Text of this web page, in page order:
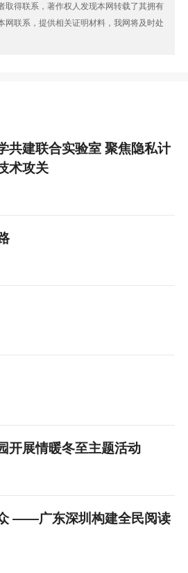
取得联系，著作权人发现本网转载了其拥有
网联系，提供相关证明材料，我网将及时处
共建联合实验室 聚焦隐私计
术攻关
开展情暖冬至主题活动
——广东深圳构建全民阅读